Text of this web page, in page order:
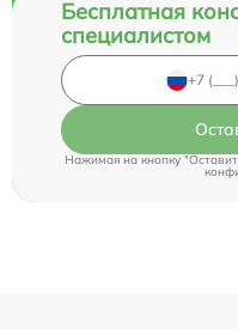
Бесплатная
специалистом
Нажимая на кнопку